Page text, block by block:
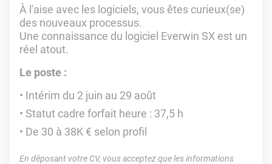
À l'aise avec les logiciels, vous êtes curieux(se)
des nouveaux processus.
Une connaissance du logiciel Everwin SX est un
réel atout.
Le poste :
Intérim du 2 juin au 29 août
Statut cadre forfait heure : 37,5 h
De 30 à 38K € selon profil
En déposant votre CV, vous acceptez que les informations